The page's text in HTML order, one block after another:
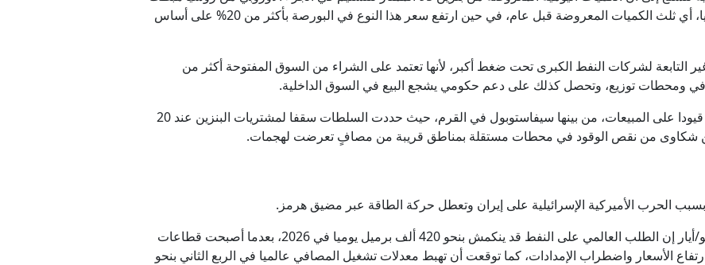
في أواخر مايو/أيار إلى نحو 5 آلاف طن يوميا، أي ثلث الكميات المعروضة قبل عام، في حين ارتفع سعر هذا النوع في البورصة بأكثر من 20% على أساس
التابعة لشركات النفط الكبرى تحت ضغط أكبر، لأنها تعتمد على الشراء من السوق المفتوحة أكثر من
ومحطات توزيع، وتحصل كذلك على دعم حكومي يشجع البيع في السوق الداخلية.
وسجلت مناطق خاضعة للسيطرة الروسية قيودا على المبيعات، من بينها سيفاستوبول في القرم، حيث حددت السلطات سقفا لمشتريات البنزين عند 20
عن شكاوى من نقص الوقود في محطات مستقلة بمناطق قريبة من مصافٍ تعرضت لهجمات.
الحرب الأميركية الإسرائيلية على إيران وتعطل حركة الطاقة عبر مضيق هرمز.
وقالت الوكالة الدولية للطاقة في تقرير مايو/أيار إن الطلب العالمي على النفط قد ينكمش بنحو 420 ألف برميل يوميا في 2026، بعدما أصبحت قطاعات
الأسعار واضطراب الإمدادات، كما توقعت أن تهبط معدلات تشغيل المصافي عالميا في الربع الثاني بنحو